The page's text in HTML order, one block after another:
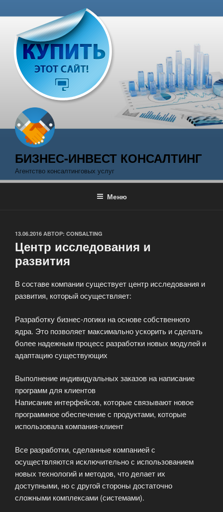
к
содержимому
БИЗНЕС-ИНВЕСТ КОНСАЛТИНГ
Агентство консалтинговых услуг
Меню
ОПУБЛИКОВАНО
13.06.2016 АВТОР: CONSALTING
Центр исследования и
развития
В составе компании существует центр исследования и
развития, который осуществляет:
Разработку бизнес-логики на основе собственного
ядра. Это позволяет максимально ускорить и сделать
более надежным процесс разработки новых модулей и
адаптацию существующих
Выполнение индивидуальных заказов на написание
программ для клиентов
Написание интерфейсов, которые связывают новое
программное обеспечение с продуктами, которые
использовала компания-клиент
Все разработки, сделанные компанией с
осуществляются исключительно с использованием
новых технологий и методов, что делает их
доступными, но с другой стороны достаточно
сложными комплексами (системами).